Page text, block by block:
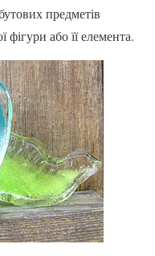
предметів
або її елемента.